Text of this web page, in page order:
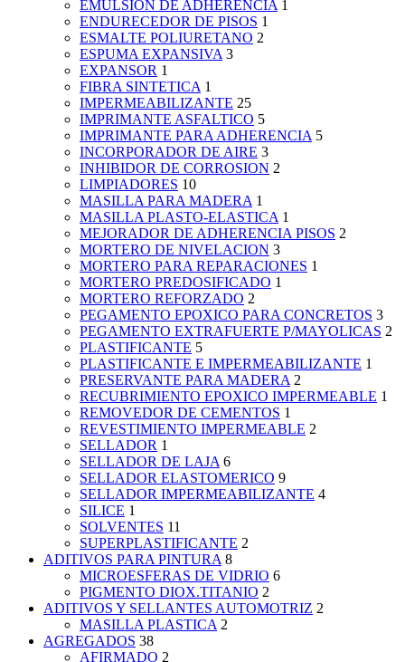
EMULSION DE ADHERENCIA 1
ENDURECEDOR DE PISOS 1
ESMALTE POLIURETANO 2
ESPUMA EXPANSIVA 3
EXPANSOR 1
FIBRA SINTETICA 1
IMPERMEABILIZANTE 25
IMPRIMANTE ASFALTICO 5
IMPRIMANTE PARA ADHERENCIA 5
INCORPORADOR DE AIRE 3
INHIBIDOR DE CORROSION 2
LIMPIADORES 10
MASILLA PARA MADERA 1
MASILLA PLASTO-ELASTICA 1
MEJORADOR DE ADHERENCIA PISOS 2
MORTERO DE NIVELACION 3
MORTERO PARA REPARACIONES 1
MORTERO PREDOSIFICADO 1
MORTERO REFORZADO 2
PEGAMENTO EPOXICO PARA CONCRETOS 3
PEGAMENTO EXTRAFUERTE P/MAYOLICAS 2
PLASTIFICANTE 5
PLASTIFICANTE E IMPERMEABILIZANTE 1
PRESERVANTE PARA MADERA 2
RECUBRIMIENTO EPOXICO IMPERMEABLE 1
REMOVEDOR DE CEMENTOS 1
REVESTIMIENTO IMPERMEABLE 2
SELLADOR 1
SELLADOR DE LAJA 6
SELLADOR ELASTOMERICO 9
SELLADOR IMPERMEABILIZANTE 4
SILICE 1
SOLVENTES 11
SUPERPLASTIFICANTE 2
ADITIVOS PARA PINTURA 8
MICROESFERAS DE VIDRIO 6
PIGMENTO DIOX.TITANIO 2
ADITIVOS Y SELLANTES AUTOMOTRIZ 2
MASILLA PLASTICA 2
AGREGADOS 38
AFIRMADO 2